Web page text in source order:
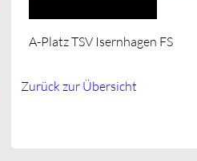
A-Platz TSV Isernhagen FS
Zurück zur Übersicht